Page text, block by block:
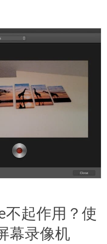
不起作用？使
幕录像机